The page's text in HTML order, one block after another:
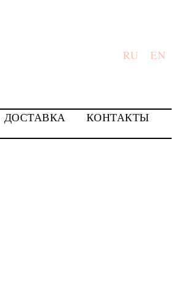
RU EN
ДОСТАВКА
КОНТАКТЫ